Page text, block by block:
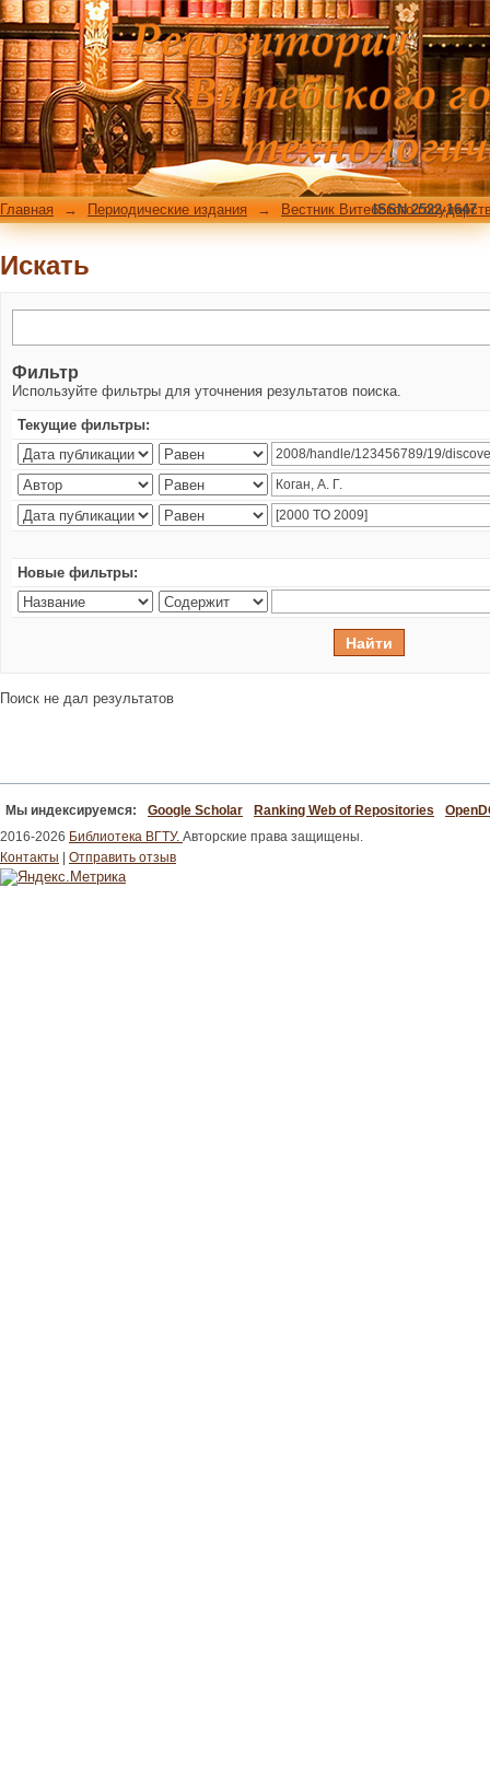
Искать
Главная → Периодические издания → Вестник ВитебскогоISSN 2522-1647
Искать
Фильтр
Используйте фильтры для уточнения результатов поиска.
Текущие фильтры:
Новые фильтры:
Поиск не дал результатов
Мы индексируемся: Google Scholar Ranking Web of Repositories
2016-2026 Библиотека ВГТУ. Авторские права защищены.
Контакты
Отправить отзыв